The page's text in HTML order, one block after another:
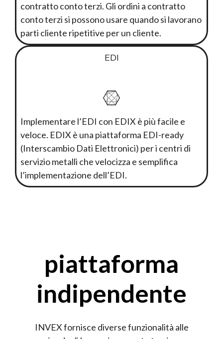
contratto conto terzi. Gli ordini a contratto
conto terzi si possono usare quando si lavorano
parti cliente ripetitive per un cliente.
EDI
Implementare l’EDI con EDIX è più facile e
veloce. EDIX è una piattaforma EDI-ready
(Interscambio Dati Elettronici) per i centri di
servizio metalli che velocizza e semplifica
l’implementazione dell’EDI.
piattaforma
indipendente
INVEX fornisce diverse funzionalità alle